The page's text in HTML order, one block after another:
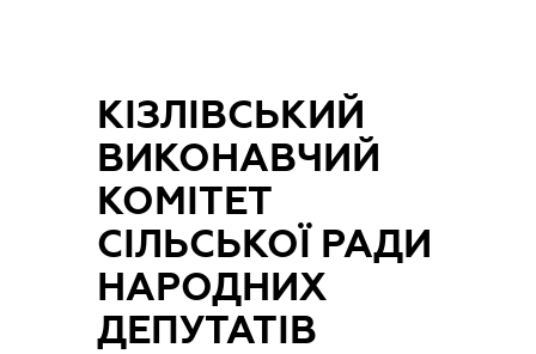
КІЗЛІВСЬКИЙ
ВИКОНАВЧИЙ
КОМІТЕТ
СІЛЬСЬКОЇ РАДИ
НАРОДНИХ
ДЕПУТАТІВ